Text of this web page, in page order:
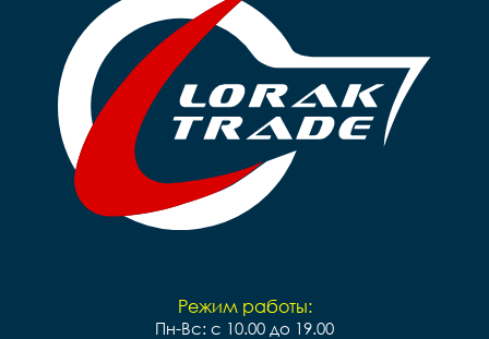
Вынос		сталь
Руль		steel
Грипсы		цветные
Седло		детское на
пружинах
Педали		Пластиковые
Подседельный штырь
сталь
Вес		9.7 кг
Грипсы		black
Педали		Пластиковые
Подседельный
Режим работы:
Пн-Вс: с 10.00 до 19.00